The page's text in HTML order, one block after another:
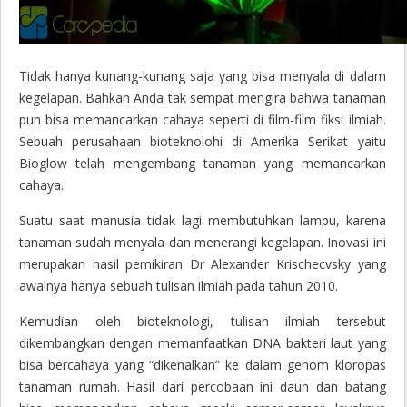
Tidak hanya kunang-kunang saja yang bisa menyala di dalam
kegelapan. Bahkan Anda tak sempat mengira bahwa tanaman
pun bisa memancarkan cahaya seperti di film-film fiksi ilmiah.
Sebuah perusahaan bioteknolohi di Amerika Serikat yaitu
Bioglow telah mengembang tanaman yang memancarkan
cahaya.
Suatu saat manusia tidak lagi membutuhkan lampu, karena
tanaman sudah menyala dan menerangi kegelapan. Inovasi ini
merupakan hasil pemikiran Dr Alexander Krischecvsky yang
awalnya hanya sebuah tulisan ilmiah pada tahun 2010.
Kemudian oleh bioteknologi, tulisan ilmiah tersebut
dikembangkan dengan memanfaatkan DNA bakteri laut yang
bisa bercahaya yang “dikenalkan” ke dalam genom kloropas
tanaman rumah. Hasil dari percobaan ini daun dan batang